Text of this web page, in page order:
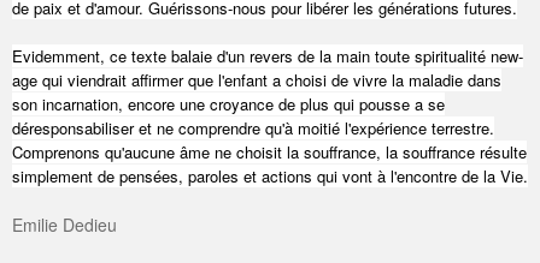
de paix et d'amour. Guérissons-nous pour libérer les générations futures.
Evidemment, ce texte balaie d'un revers de la main toute spiritualité new-
age qui viendrait affirmer que l'enfant a choisi de vivre la maladie dans
son incarnation, encore une croyance de plus qui pousse a se
déresponsabiliser et ne comprendre qu'à moitié l'expérience terrestre.
Comprenons qu'aucune âme ne choisit la souffrance, la souffrance résulte
simplement de pensées, paroles et actions qui vont à l'encontre de la Vie.
Emilie Dedieu